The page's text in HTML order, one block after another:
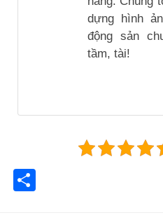
dựng hình
động sản
tầm, tài!